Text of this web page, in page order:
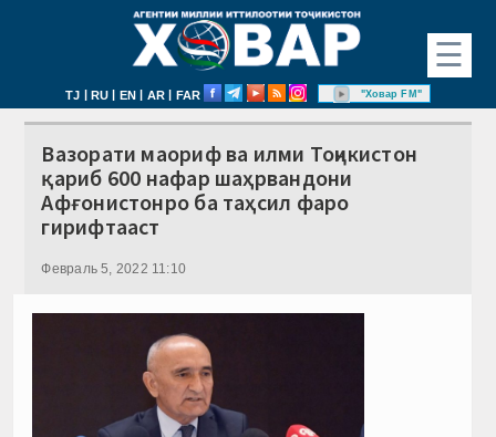
☰
TJ | RU | EN | AR | FAR "Ховар FM"
Вазорати маориф ва илми Тоҷикистон
қариб 600 нафар шаҳрвандони
Афғонистонро ба таҳсил фаро
гирифтааст
Февраль 5, 2022 11:10